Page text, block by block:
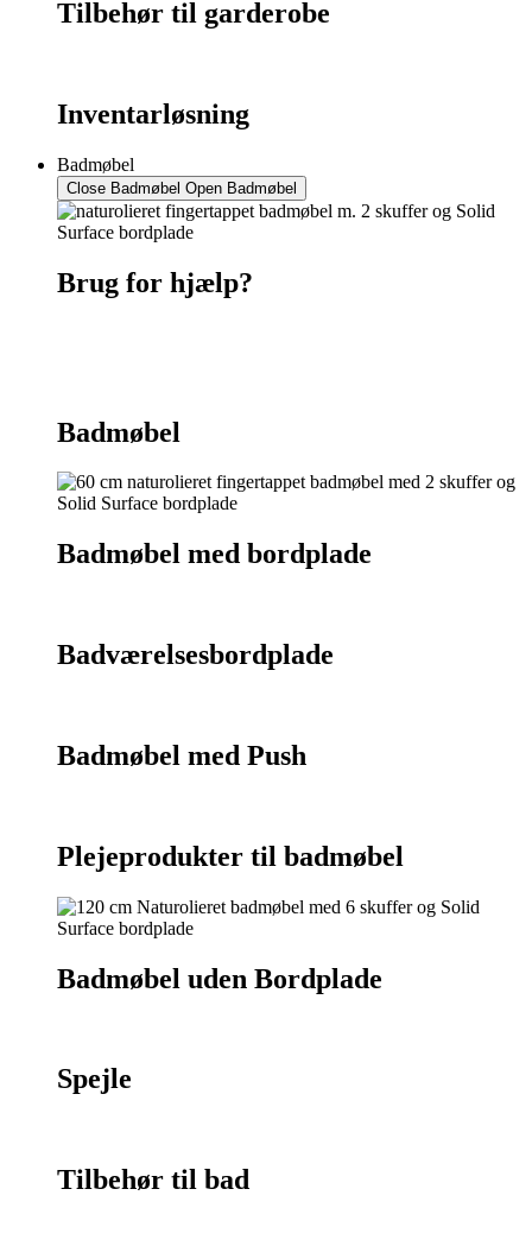
Tilbehør til garderobe
Inventarløsning
Badmøbel
Close Badmøbel Open Badmøbel
Brug for hjælp?
Badmøbel
Badmøbel med bordplade
Badværelsesbordplade
Badmøbel med Push
Plejeprodukter til badmøbel
Badmøbel uden Bordplade
Spejle
Tilbehør til bad